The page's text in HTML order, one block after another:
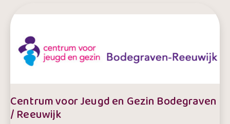
Centrum voor Jeugd en Gezin Bodegraven
/ Reeuwijk